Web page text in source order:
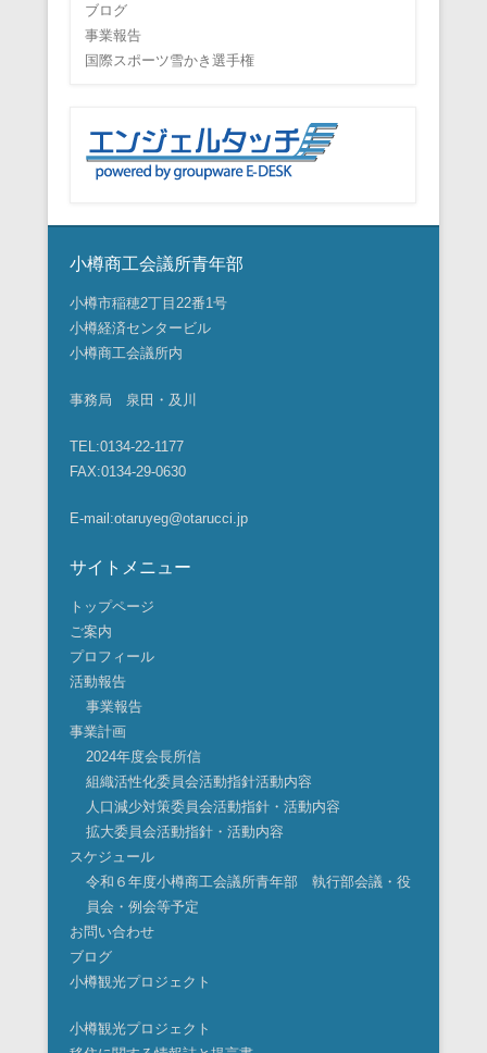
ブログ
事業報告
国際スポーツ雪かき選手権
小樽商工会議所青年部
小樽市稲穂2丁目22番1号
小樽経済センタービル
小樽商工会議所内
事務局 泉田・及川
TEL:0134-22-1177
FAX:0134-29-0630
E-mail:otaruyeg@otarucci.jp
サイトメニュー
トップページ
ご案内
プロフィール
活動報告
事業報告
事業計画
2024年度会長所信
組織活性化委員会活動指針活動内容
人口減少対策委員会活動指針・活動内容
拡大委員会活動指針・活動内容
スケジュール
令和６年度小樽商工会議所青年部 執行部会議・役
員会・例会等予定
お問い合わせ
ブログ
小樽観光プロジェクト
小樽観光プロジェクト